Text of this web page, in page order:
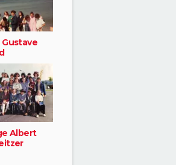
Gustave
Albert